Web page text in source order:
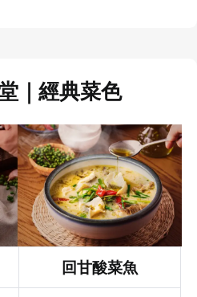
｜經典菜色
回甘酸菜魚